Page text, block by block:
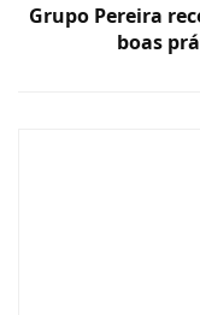
Grupo Pereira
boas